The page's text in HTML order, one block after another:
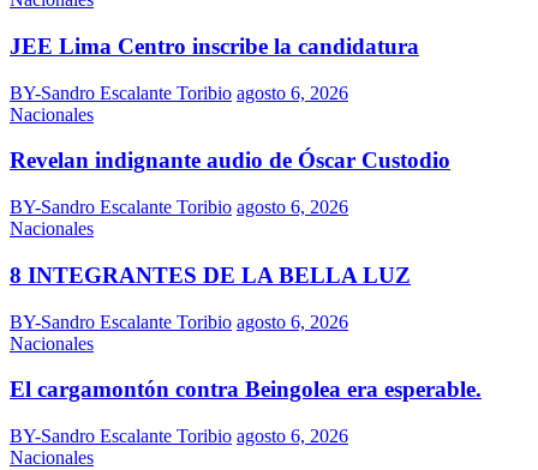
JEE Lima Centro inscribe la candidatura
BY-Sandro Escalante Toribio agosto 6, 2026
Nacionales
Revelan indignante audio de Óscar Custodio
BY-Sandro Escalante Toribio agosto 6, 2026
Nacionales
8 INTEGRANTES DE LA BELLA LUZ
BY-Sandro Escalante Toribio agosto 6, 2026
Nacionales
El cargamontón contra Beingolea era esperable.
BY-Sandro Escalante Toribio agosto 6, 2026
Nacionales